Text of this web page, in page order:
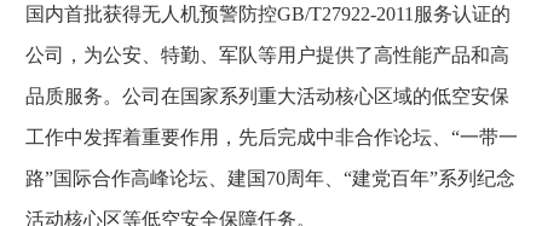
国内首批获得无人机预警防控GB/T27922-2011服务认证的
公司，为公安、特勤、军队等用户提供了高性能产品和高
品质服务。公司在国家系列重大活动核心区域的低空安保
工作中发挥着重要作用，先后完成中非合作论坛、“一带一
路”国际合作高峰论坛、建国70周年、“建党百年”系列纪念
活动核心区等低空安全保障任务。